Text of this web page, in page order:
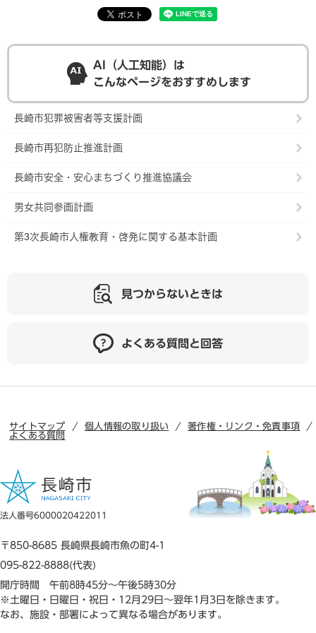
AI（人工知能）は
こんなページをおすすめします
長崎市犯罪被害者等支援計画
長崎市再犯防止推進計画
長崎市安全・安心まちづくり推進協議会
男女共同参画計画
第3次長崎市人権教育・啓発に関する基本計画
見つからないときは
よくある質問と回答
サイトマップ 個人情報の取り扱い
著作権・リンク・免責事項
よくある質問
法人番号6000020422011
〒850-8685 長崎県長崎市魚の町4-1
095-822-8888(代表)
開庁時間 午前8時45分～午後5時30分
※土曜日・日曜日・祝日・12月29日～翌年1月3日を除きます。
なお、施設・部署によって異なる場合があります。